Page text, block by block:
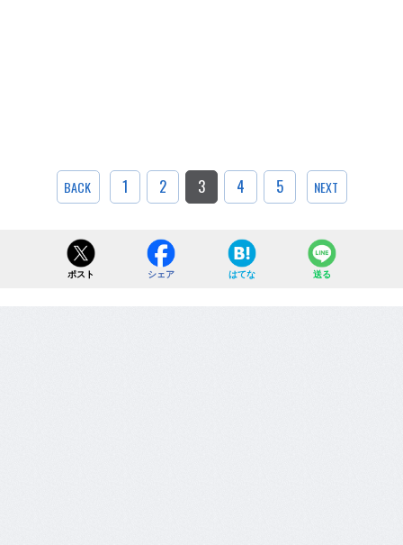
BACK 1 2 3 4 5 NEXT
ポスト シェア はてな 送る